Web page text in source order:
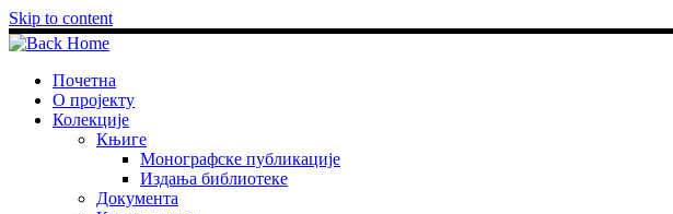
Skip to content
Почетна
О пројекту
Колекције
Књиге
Монографске публикације
Издања библиотеке
Документа